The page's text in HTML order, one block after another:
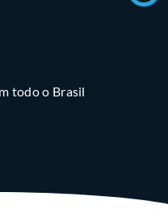
todo o Brasil